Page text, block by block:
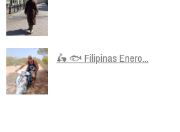
🛵 🐟 Filipinas Enero...